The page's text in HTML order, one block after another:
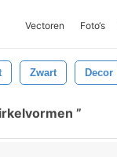
Vectoren Foto‘s
Zwart Decor